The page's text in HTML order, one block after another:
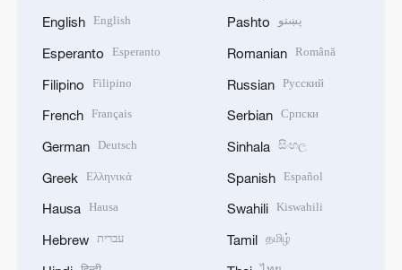
English English
Esperanto Esperanto
Filipino Filipino
French Français
German Deutsch
Greek Ελληνικά
Hausa Hausa
Hebrew עברית
Pashto پښتو
Romanian Română
Russian Русский
Serbian Српски
Sinhala සිංහල
Spanish Español
Swahili Kiswahili
Tamil தமிழ்